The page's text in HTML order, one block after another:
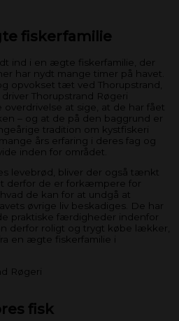
fiskerfamilie
ind i en ægte fiskerfamilie, der
har nydt mange timer på havet.
opvokset tæt ved Thorupstrand,
Thorupstrand Røgeri
at sige, at de har fået
– og at de på den baggrund er
tradition om kystfiskeri
års erfaring i deres fag og
inden for området.
levebrød, bliver der også tænkt
derfor de er forkæmpere for
de kan for at undgå at
øvrige liv beskadiges. De har
praktiske færdigheder indenfor
derfor roligt og trygt købe lækker,
en ægte fiskerfamilie i
fisk